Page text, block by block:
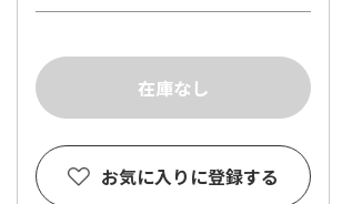
お気に入りに登録する